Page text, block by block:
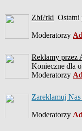
Zbi?rki Ostatni
Moderatorzy
Reklamy przez
Konieczne dla
Moderatorzy
Zareklamuj Nas
Moderatorzy